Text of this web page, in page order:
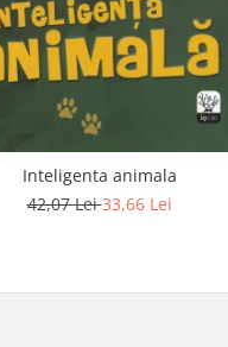
Inteligenta animala
42,07 Lei33,66 Lei